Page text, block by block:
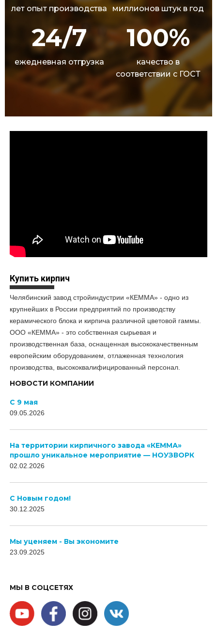
лет опыт производства миллионов штук в год
24/7
ежедневная отгрузка
100%
качество в
соответствии с ГОСТ
Купить кирпич
Челябинский завод стройиндустрии «КЕММА» - одно из
крупнейших в России предприятий по производству
керамического блока и кирпича различной цветовой гаммы.
ООО «КЕММА» - это собственная сырьевая и
производственная база, оснащенная высококачественным
европейским оборудованием, отлаженная технология
производства, высококвалифицированный персонал.
НОВОСТИ КОМПАНИИ
С 9 мая
09.05.2026
На территории кирпичного завода «КЕММА»
прошло уникальное мероприятие — НОУЗВОРК
02.02.2026
C Новым годом!
30.12.2025
Мы уценяем - Вы экономите
23.09.2025
МЫ В СОЦСЕТЯХ